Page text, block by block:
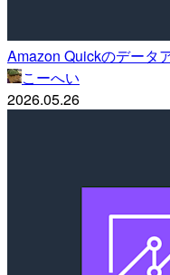
Amazon Quickのデータ
こーへい
2026.05.26